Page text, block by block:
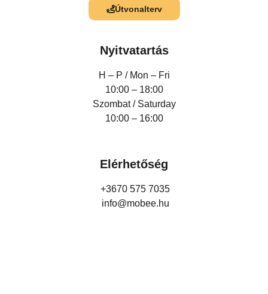
Útvonalterv
Nyitvatartás
H – P / Mon – Fri
10:00 – 18:00
Szombat / Saturday
10:00 – 16:00
Elérhetőség
+3670 575 7035
info@mobee.hu